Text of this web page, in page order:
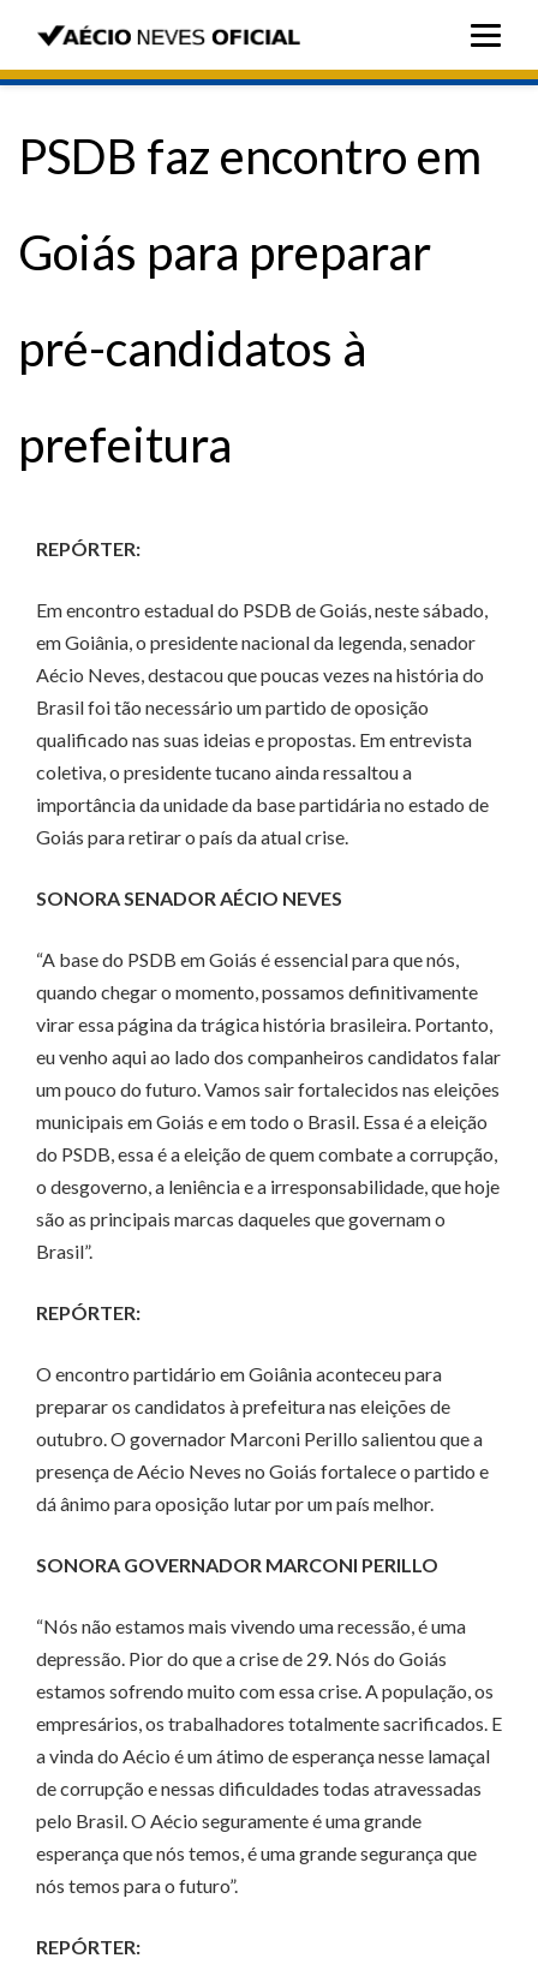
PSDB faz encontro em
Goiás para preparar
pré-candidatos à
prefeitura
REPÓRTER:
Em encontro estadual do PSDB de Goiás, neste sábado,
em Goiânia, o presidente nacional da legenda, senador
Aécio Neves, destacou que poucas vezes na história do
Brasil foi tão necessário um partido de oposição
qualificado nas suas ideias e propostas. Em entrevista
coletiva, o presidente tucano ainda ressaltou a
importância da unidade da base partidária no estado de
Goiás para retirar o país da atual crise.
SONORA SENADOR AÉCIO NEVES
“A base do PSDB em Goiás é essencial para que nós,
quando chegar o momento, possamos definitivamente
virar essa página da trágica história brasileira. Portanto,
eu venho aqui ao lado dos companheiros candidatos falar
um pouco do futuro. Vamos sair fortalecidos nas eleições
municipais em Goiás e em todo o Brasil. Essa é a eleição
do PSDB, essa é a eleição de quem combate a corrupção,
o desgoverno, a leniência e a irresponsabilidade, que hoje
são as principais marcas daqueles que governam o
Brasil”.
REPÓRTER:
O encontro partidário em Goiânia aconteceu para
preparar os candidatos à prefeitura nas eleições de
outubro. O governador Marconi Perillo salientou que a
presença de Aécio Neves no Goiás fortalece o partido e
dá ânimo para oposição lutar por um país melhor.
SONORA GOVERNADOR MARCONI PERILLO
“Nós não estamos mais vivendo uma recessão, é uma
depressão. Pior do que a crise de 29. Nós do Goiás
estamos sofrendo muito com essa crise. A população, os
empresários, os trabalhadores totalmente sacrificados. E
a vinda do Aécio é um átimo de esperança nesse lamaçal
de corrupção e nessas dificuldades todas atravessadas
pelo Brasil. O Aécio seguramente é uma grande
esperança que nós temos, é uma grande segurança que
nós temos para o futuro”.
REPÓRTER: